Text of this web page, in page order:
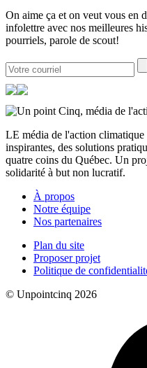
On aime ça et on veut vous en
infolettre avec nos meilleures
pourriels, parole de scout!
LE média de l'action climatique
inspirantes, des solutions
quatre coins du Québec. Un
solidarité à but non lucratif.
À propos
Notre équipe
Nos partenaires
Plan du site
Proposer projet
Politique de
© Unpointcinq 2026